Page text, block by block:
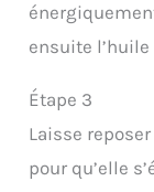
ensuite
Étape 3
Laisse
pour qu’elle